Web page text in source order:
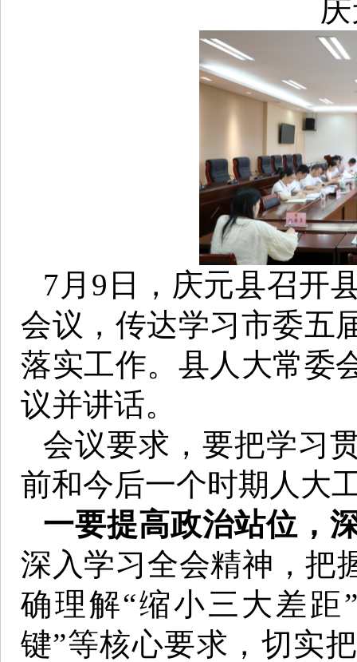
7月9日，庆元县召开
会议，传达学习市委五
落实工作。县人大常委
议并讲话。
会议要求，要把学习
前和今后一个时期人大
一要提高政治站位，
深入学习全会精神，把
确理解“缩小三大差距
键”等核心要求，切实